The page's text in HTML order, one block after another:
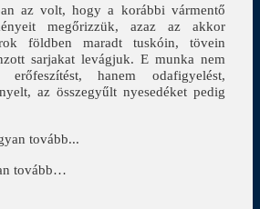
az volt, hogy a korábbi vármentő
megőrizzük, azaz az akkor
földben maradt tuskóin, tövein
sarjakat levágjuk. E munka nem
erőfeszítést, hanem odafigyelést,
az összegyűlt nyesedéket pedig
tovább…